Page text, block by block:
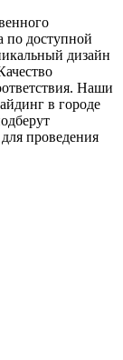
по доступной
дизайн
Наши
в городе
проведения